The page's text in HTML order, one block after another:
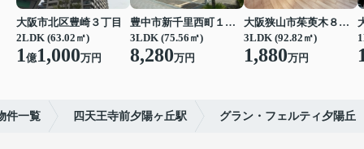
大阪市北区豊崎３丁目
2LDK (63.02㎡)
1億1,000万円
豊中市新千里西町１丁目
3LDK (75.56㎡)
8,280万円
大阪狭山市茱萸木８丁目
3LDK (92.82㎡)
1,880万円
件一覧 四天王寺前夕陽ヶ丘駅 グラン・フェルティ夕陽丘